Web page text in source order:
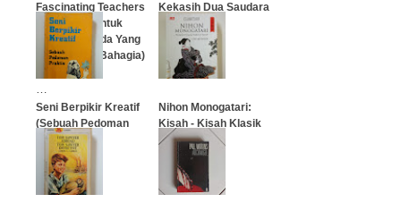
Fascinating Teachers
(Kiat Membentuk
Generasi Muda Yang
Cerdas Dan Bahagia)
Kekasih Dua Saudara
(S. Mara Gd)
Seni Berpikir Kreatif
(Sebuah Pedoman
Praktis)
…
Nihon Monogatari:
Kisah - Kisah Klasik
Jepang